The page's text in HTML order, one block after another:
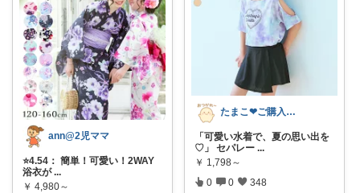
ann@2児ママ
⭐4.54： 簡単！可愛い！2WAY
浴衣が ...
￥ 4,980～
たまこ❤ご購入感謝！
「可愛い水着で、夏の思い出を
♡」 セパレー ...
￥ 1,798～
0 0 348